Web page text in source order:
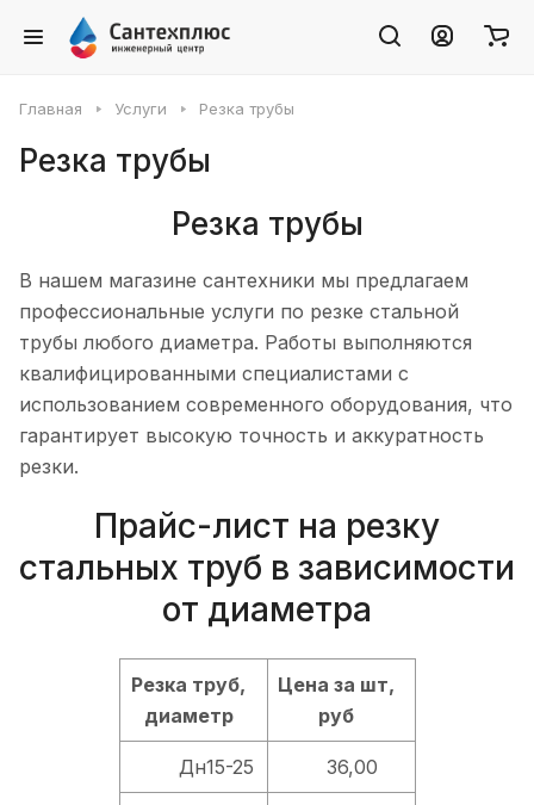
Главная Услуги Резка трубы
Резка трубы
Резка трубы
В нашем магазине сантехники мы предлагаем
профессиональные услуги по резке стальной
трубы любого диаметра. Работы выполняются
квалифицированными специалистами с
использованием современного оборудования, что
гарантирует высокую точность и аккуратность
резки.
Прайс-лист на резку
стальных труб в зависимости
от диаметра
Резка труб,
диаметр
Цена за шт,
руб
Дн15-25 36,00